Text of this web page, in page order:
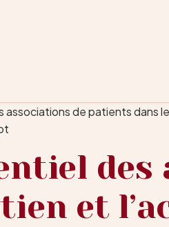
associations de patients dans
et